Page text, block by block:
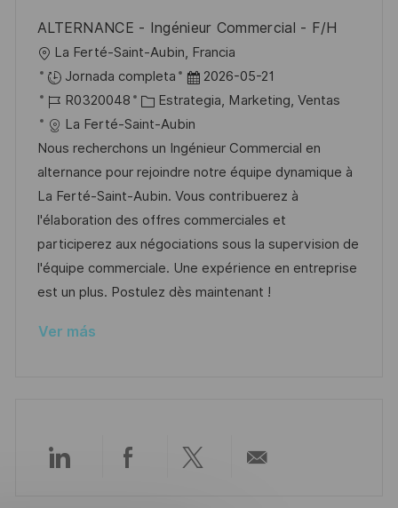
c
a
c
i
ó
n
ALTERNANCE - Ingénieur Commercial - F/H
U
b
c
a
c
i
ó
n
La Ferté-Saint-Aubin, Francia
Jornada completa
F
e
c
h
a
d
e
p
u
b
ó
2026-05-21
I
D
d
e
e
m
p
l
e
R0320048
C
a
t
e
g
o
r
í
a
Estrategia, Marketing, Ventas
La Ferté-Saint-Aubin
Nous recherchons un Ingénieur Commercial en
alternance pour rejoindre notre équipe dynamique à
La Ferté-Saint-Aubin. Vous contribuerez à
l'élaboration des offres commerciales et
participerez aux négociations sous la supervision de
l'équipe commerciale. Une expérience en entreprise
est un plus. Postulez dès maintenant !
Ver más
CompartirCompartirCompartir